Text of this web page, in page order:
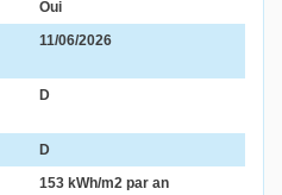
Oui
11/06/2026
D
D
153 kWh/m2 par an